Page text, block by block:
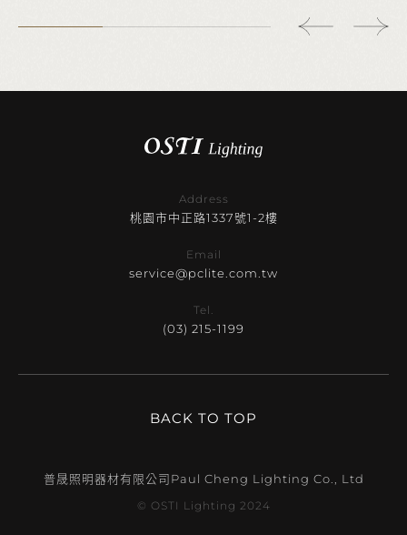
Address
桃園市中正路1337號1-2樓
Email
service@pclite.com.tw
Tel.
(03) 215-1199
BACK TO TOP
普晟照明器材有限公司Paul Cheng Lighting Co., Ltd
© OSTI Lighting 2024